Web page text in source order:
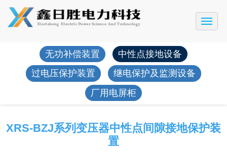
网站首页
产品展示
工程案例
新闻动态
售后服务
联系我们
无功补偿装置
中性点接地设备
过电压保护装置
继电保护及监测设备
厂用电屏柜
XRS-BZJ系列变压器中性点间隙接地保护装
置